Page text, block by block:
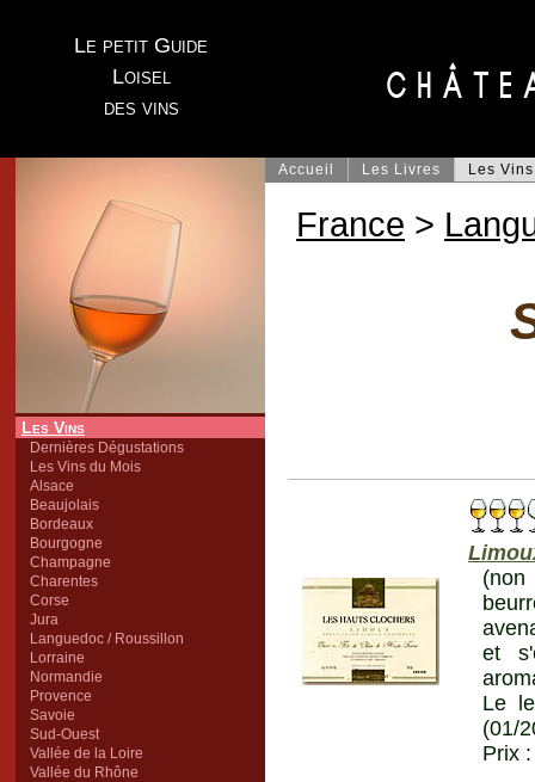
Le petit Guide
Loisel
des vins
Les Vins
Dernières Dégustations
Les Vins du Mois
Alsace
Beaujolais
Bordeaux
Bourgogne
Champagne
Charentes
Corse
Jura
Languedoc / Roussillon
Lorraine
Normandie
Provence
Savoie
Sud-Ouest
Vallée de la Loire
Vallée du Rhône
Accueil Les Livres Les Vins
France >
et
Le
(01/
Prix